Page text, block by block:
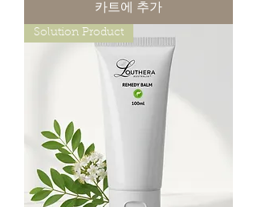
카트에 추가
Solution Product